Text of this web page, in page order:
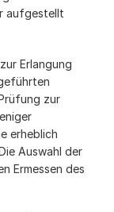
aufgestellt
Erlangung
zur
erheblich
Auswahl der
Ermessen des